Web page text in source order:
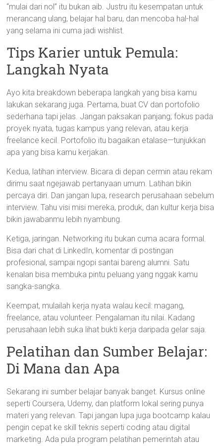
“mulai dari nol” itu bukan aib. Justru itu kesempatan untuk
merancang ulang, belajar hal baru, dan mencoba hal-hal
yang selama ini cuma jadi wishlist.
Tips Karier untuk Pemula:
Langkah Nyata
Ayo kita breakdown beberapa langkah yang bisa kamu
lakukan sekarang juga. Pertama, buat CV dan portofolio
sederhana tapi jelas. Jangan paksakan panjang; fokus pada
proyek nyata, tugas kampus yang relevan, atau kerja
freelance kecil. Portofolio itu bagaikan etalase—tunjukkan
apa yang bisa kamu kerjakan.
Kedua, latihan interview. Bicara di depan cermin atau rekam
dirimu saat ngejawab pertanyaan umum. Latihan bikin
percaya diri. Dan jangan lupa, research perusahaan sebelum
interview. Tahu visi misi mereka, produk, dan kultur kerja bisa
bikin jawabanmu lebih nyambung.
Ketiga, jaringan. Networking itu bukan cuma acara formal.
Bisa dari chat di LinkedIn, komentar di postingan
profesional, sampai ngopi santai bareng alumni. Satu
kenalan bisa membuka pintu peluang yang nggak kamu
sangka-sangka.
Keempat, mulailah kerja nyata walau kecil: magang,
freelance, atau volunteer. Pengalaman itu nilai. Kadang
perusahaan lebih suka lihat bukti kerja daripada gelar saja.
Pelatihan dan Sumber Belajar:
Di Mana dan Apa
Sekarang ini sumber belajar banyak banget. Kursus online
seperti Coursera, Udemy, dan platform lokal sering punya
materi yang relevan. Tapi jangan lupa juga bootcamp kalau
pengin cepat ke skill teknis seperti coding atau digital
marketing. Ada pula program pelatihan pemerintah atau